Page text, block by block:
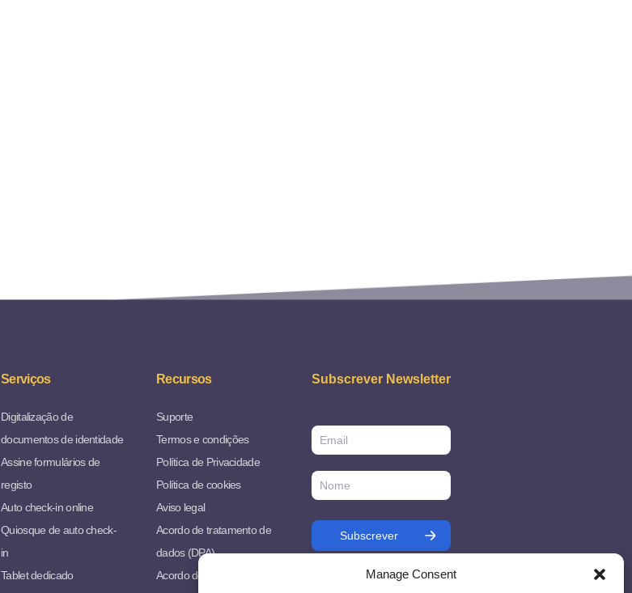
Manage Consent
Serviços
Digitalização de
documentos de identidade
Assine formulários de
registo
Auto check-in online
Quiosque de auto check-
in
Tablet dedicado
Recursos
Suporte
Termos e condições
Política de Privacidade
Política de cookies
Aviso legal
Acordo de tratamento de
dados (DPA)
Acordo de distribuição
Subscrever Newsletter